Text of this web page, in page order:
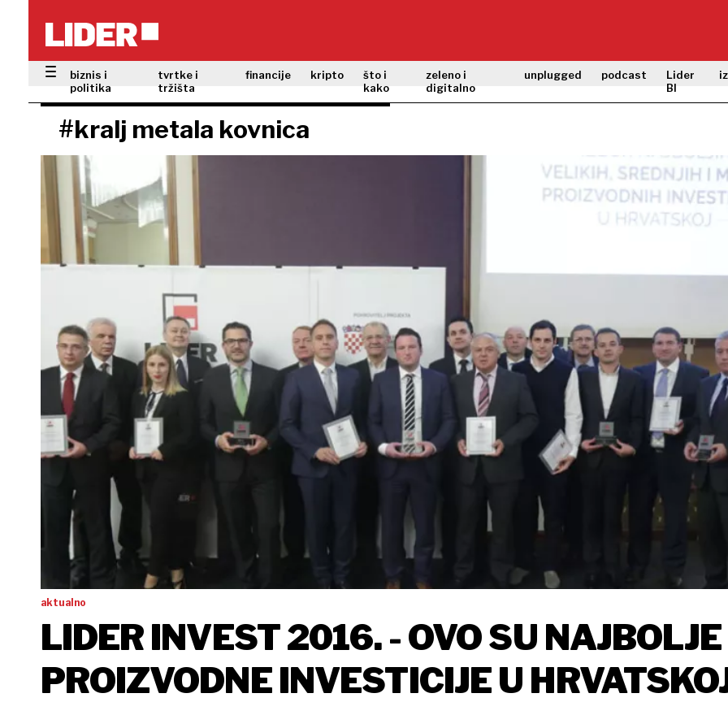
biznis i
politika
tvrtke i
tržišta
financije kripto
što i
kako
zeleno i
digitalno
unplugged podcast
Lider
BI
#kralj metala kovnica
aktualno
LIDER INVEST 2016. - OVO SU NAJBOLJE
PROIZVODNE INVESTICIJE U